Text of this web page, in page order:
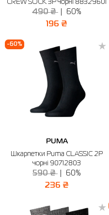
CREW SOCK 3P чорні 88329601
490 ₴ 60%
196 ₴
-60%
PUMA
Шкарпетки Puma CLASSIC 2P
чорні 90712803
590 ₴ 60%
236 ₴